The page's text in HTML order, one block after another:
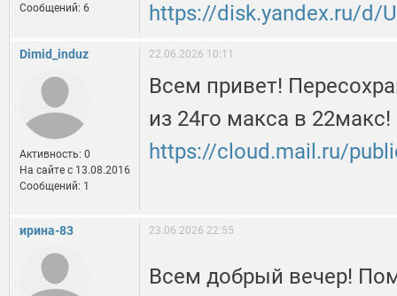
Сообщений: 6
https://disk.yandex.ru/d/
Dimid_induz
Активность: 0
На сайте c 13.08.2016
Сообщений: 1
22.06.2026 10:11
Всем привет!
из 24го макса в 22макс!
https://cloud.mail.ru/
ирина-83 23.06.2026 22:55
Всем добрый вечер!